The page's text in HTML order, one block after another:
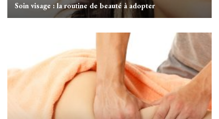
Soin visage : la routine de beauté à adopter